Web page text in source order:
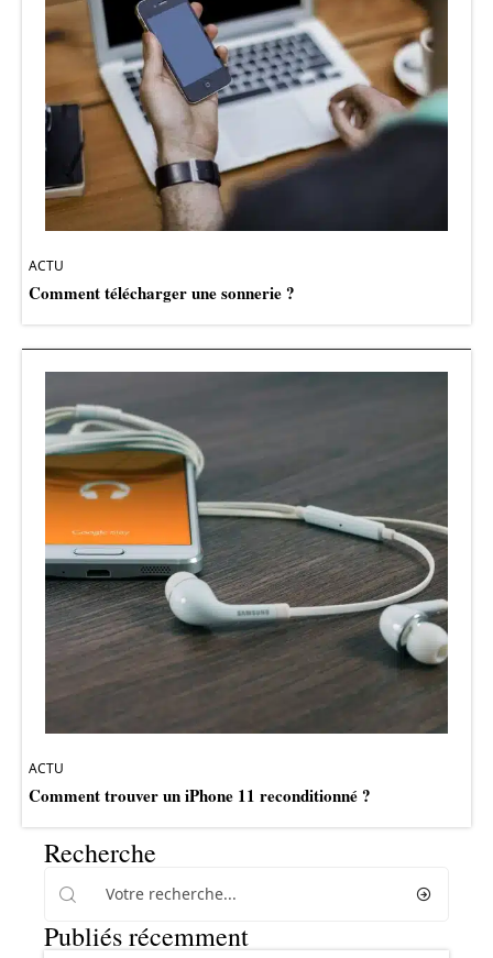
ACTU
Comment télécharger une sonnerie ?
ACTU
Comment trouver un iPhone 11 reconditionné ?
Recherche
Publiés récemment